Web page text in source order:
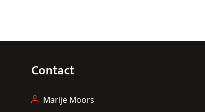
Contact
Marije Moors